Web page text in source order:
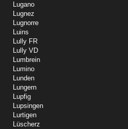
Lugano
Lugnez
Lugnorre
Luins
Lully FR
Lully VD
Lumbrein
Lumino
Lunden
Lungern
Lupfig
Lupsingen
Lurtigen
Lüscherz